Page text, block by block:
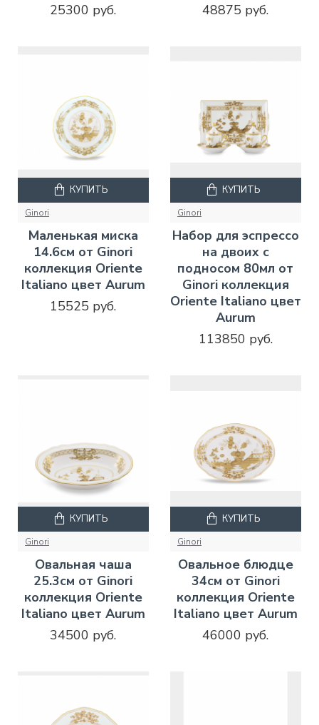
25300 руб.
48875 руб.
Ginori
Маленькая миска
14.6см от Ginori
коллекция Oriente
Italiano цвет Aurum
15525 руб.
КУПИТЬ
Ginori
Набор для эспрессо
на двоих с
подносом 80мл от
Ginori коллекция
Oriente Italiano цвет
Aurum
113850 руб.
КУПИТЬ
Ginori
Овальная чаша
25.3см от Ginori
коллекция Oriente
Italiano цвет Aurum
34500 руб.
КУПИТЬ
Ginori
Овальное блюдце
34см от Ginori
коллекция Oriente
Italiano цвет Aurum
46000 руб.
КУПИТЬ